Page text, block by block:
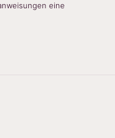
eine